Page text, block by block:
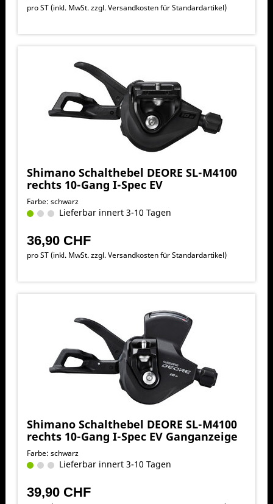
pro ST (inkl. MwSt. zzgl.Versandkosten für Standardartikel)
Shimano Schalthebel DEORE SL-M4100
rechts 10-Gang I-Spec EV
Farbe: schwarz
Lieferbar innert 3-10 Tagen
36,90 CHF
pro ST (inkl. MwSt. zzgl.Versandkosten für Standardartikel)
Shimano Schalthebel DEORE SL-M4100
rechts 10-Gang I-Spec EV Ganganzeige
Farbe: schwarz
Lieferbar innert 3-10 Tagen
39,90 CHF